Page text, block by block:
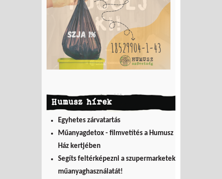
Humusz hírek
Egyhetes zárvatartás
Műanyagdetox - filmvetítés a Humusz
Ház kertjében
Segíts feltérképezni a szupermarketek
műanyaghasználatát!